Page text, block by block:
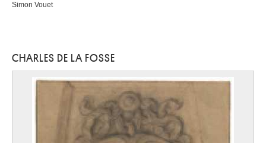
Simon Vouet
CHARLES DE LA FOSSE